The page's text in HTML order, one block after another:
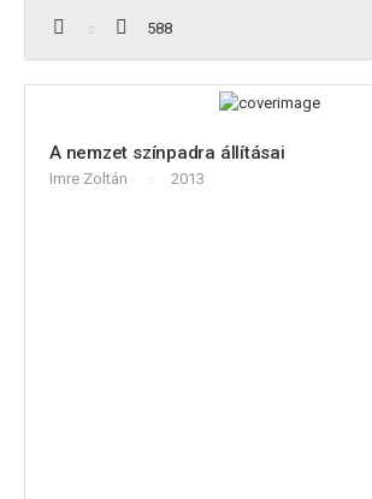
588
A nemzet színpadra állításai
Imre Zoltán 2013